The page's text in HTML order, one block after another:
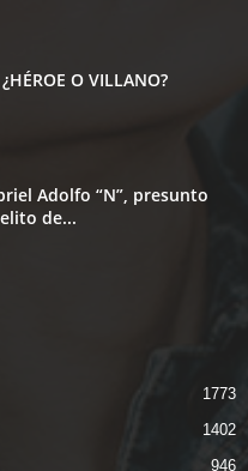
O VILLANO?
Adolfo “N”, presunto
de...
1773
1402
946